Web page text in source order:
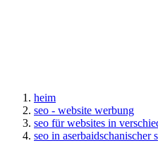
heim
seo - website werbung
seo für websites in
seo in aserbaidschanischer